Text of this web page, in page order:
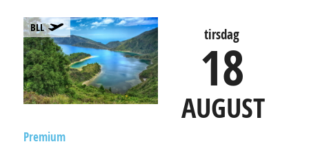
BLL tirsdag
18
AUGUST
Premium